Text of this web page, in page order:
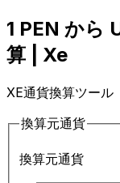
1 PEN から
算 | Xe
XE通貨換算ツール
換算元通貨
換算元通貨